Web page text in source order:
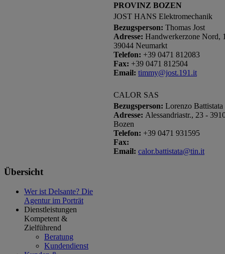
PROVINZ BOZEN
JOST HANS Elektromechanik
Bezugsperson: Thomas Jost
Adresse: Handwerkerzone Nord,
39044 Neumarkt
Telefon: +39 0471 812083
Fax: +39 0471 812504
Email: timmy@jost.191.it
CALOR SAS
Bezugsperson: Lorenzo Battistata
Adresse: Alessandriastr., 23 -
Bozen
Telefon: +39 0471 931595
Fax:
Email: calor.battistata@tin.it
Übersicht
Wer ist Delsante? Die
Agentur im Porträt
Dienstleistungen
Kompetent &
Zielführend
Beratung
Kundendienst